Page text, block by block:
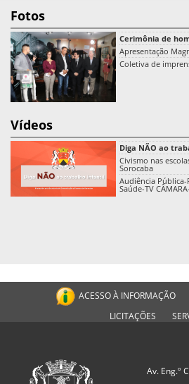
Fotos
Cerimônia de
Apresentação
Coletiva de
Vídeos
Diga NÃO ao
Civismo nas
Sorocaba
Audiência
Saúde-TV
ACESSO À INFORMAÇÃO
LICITAÇÕES
Av. Eng.º